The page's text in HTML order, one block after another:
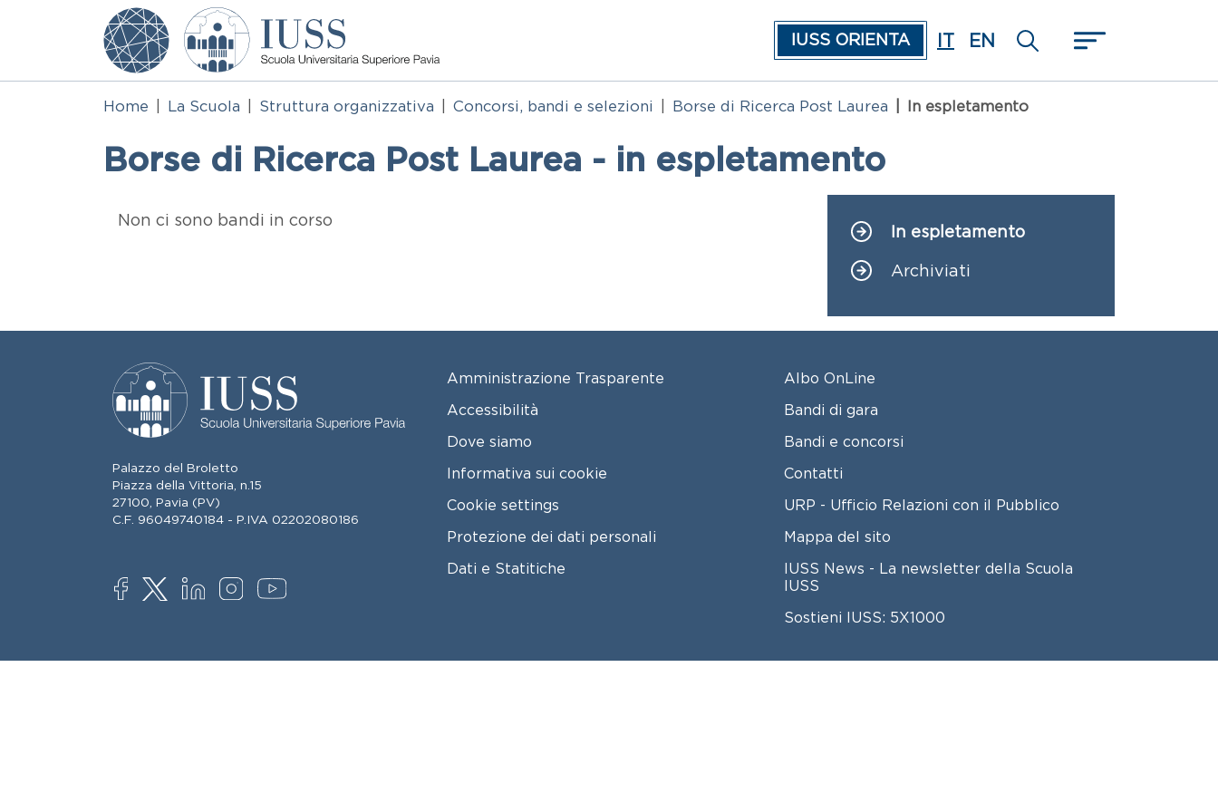
Salta al contenuto principale
IUSS ORIENTA
IT EN
Home La Scuola Struttura organizzativa Concorsi, bandi e selezioni Borse di Ricerca Post Laurea In espletamento
Borse di Ricerca Post Laurea - in espletamento
Non ci sono bandi in corso
Navigazione principale
In espletamento
Archiviati
Palazzo del Broletto
Piazza della Vittoria, n.15
27100, Pavia (PV)
C.F. 96049740184 - P.IVA 02202080186
SOCIAL
FOOTER MENU
Amministrazione Trasparente
Accessibilità
Dove siamo
Informativa sui cookie
Cookie settings
Protezione dei dati personali
Dati e Statitiche
FOOTER 2
Albo OnLine
Bandi di gara
Bandi e concorsi
Contatti
URP - Ufficio Relazioni con il Pubblico
Mappa del sito
IUSS News - La newsletter della Scuola
IUSS
Sostieni IUSS: 5X1000